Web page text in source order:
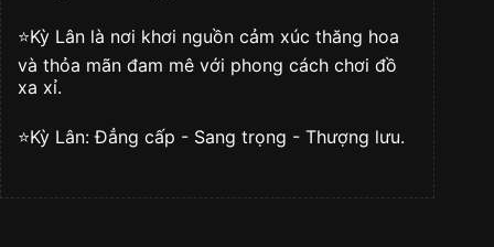
⭐️Kỳ Lân là nơi khơi nguồn cảm xúc thăng hoa
và thỏa mãn đam mê với phong cách chơi đồ
xa xỉ.
⭐️Kỳ Lân: Đẳng cấp - Sang trọng - Thượng lưu.